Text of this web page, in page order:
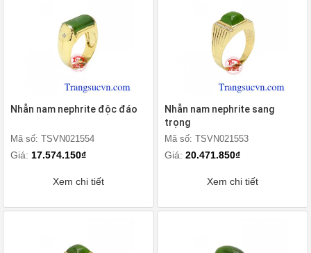
Nhẫn nam nephrite độc đáo
Mã số: TSVN021554
Giá: 17.574.150₫
Xem chi tiết
Nhẫn nam nephrite sang
trọng
Mã số: TSVN021553
Giá: 20.471.850₫
Xem chi tiết